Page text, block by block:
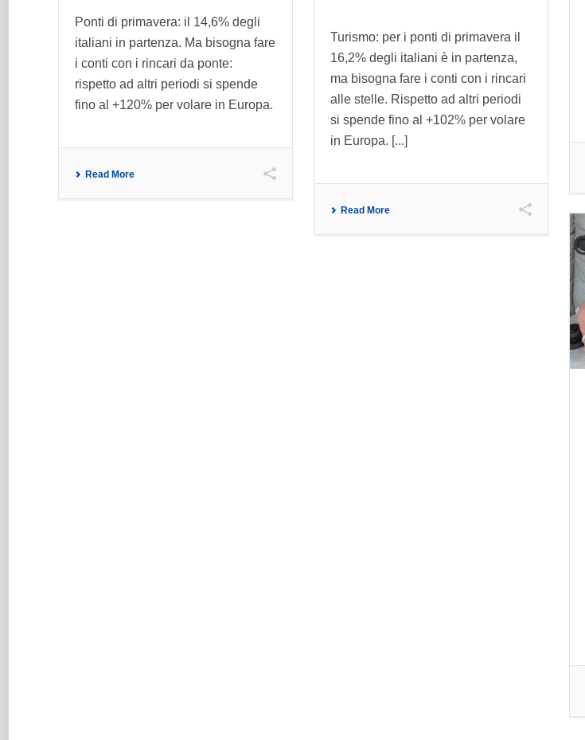
Turismo: per i ponti di primavera il
16,2% degli italiani è in partenza,
ma bisogna fare i conti con i rincari
alle stelle. Rispetto ad altri periodi
si spende fino al +102% per volare
in Europa. [...]
Read More
Ponti di primavera: il 14,6% degli
italiani in partenza. Ma bisogna fare
i conti con i rincari da ponte:
rispetto ad altri periodi si spende
fino al +120% per volare in Europa.
Read More